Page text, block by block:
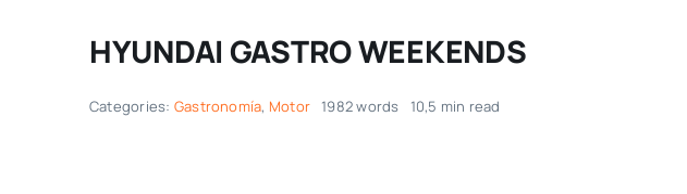
HYUNDAI GASTRO WEEKENDS
Categories: Gastronomía, Motor 1982 words 10,5 min read